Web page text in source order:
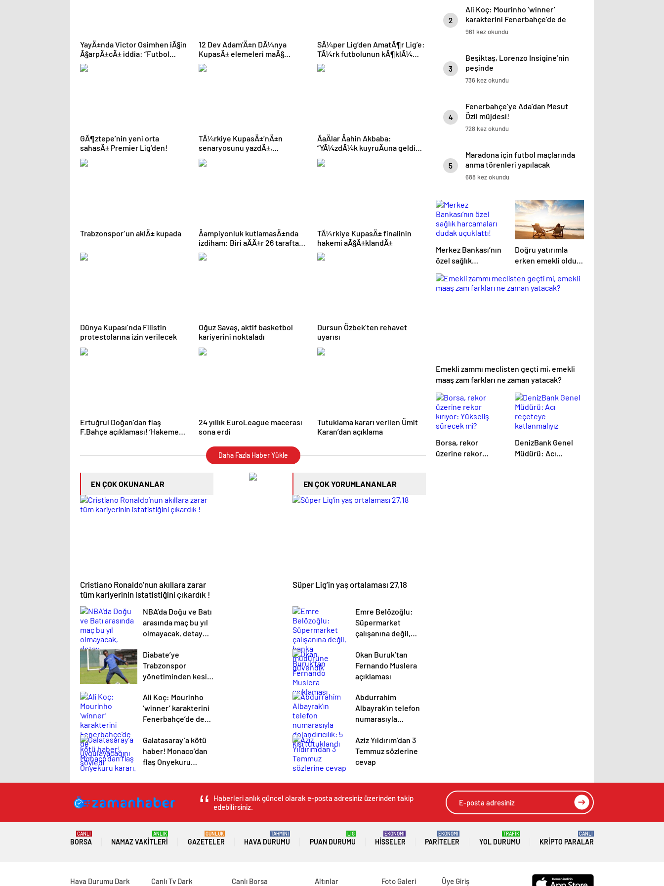
YayÄ±nda Victor Osimhen iÃ§in
Ã§arpÄ±cÄ± iddia: “Futbol
tarihinin en bÃ¼yÃ¼k Åoku
olur!”
12 Dev Adam’Ä±n DÃ¼nya
KupasÄ± elemeleri maÃ§
programÄ± aÃ§Ä±klandÄ±
SÃ¼per Lig’den AmatÃ¶r Lig’e:
TÃ¼rk futbolunun kÃ¶klÃ¼
kulÃ¼pleri dibi gÃ¶rdÃ¼
GÃ¶ztepe’nin yeni orta
sahasÄ± Premier Lig’den!
TÃ¼rkiye KupasÄ±’nÄ±n
senaryosunu yazdÄ±,
Åampiyonunu belirledi:
Galatasaray – Trabzonspor
ÃaÄlar Åahin Akbaba:
“YÃ¼zdÃ¼k kuyruÄuna geldik,
takÄ±ma sahip Ã§Ä±kalÄ±m”
Trabzonspor’un aklÄ± kupada
Åampiyonluk kutlamasÄ±nda
izdiham: Biri aÄÄ±r 26 taraftar
yaralÄ±
TÃ¼rkiye KupasÄ± finalinin
hakemi aÃ§Ä±klandÄ±
Dünya Kupası’nda Filistin
protestolarına izin verilecek
Oğuz Savaş, aktif basketbol
kariyerini noktaladı
Dursun Özbek’ten rehavet
uyarısı
Ertuğrul Doğan’dan flaş
F.Bahçe açıklaması! ‘Hakeme
24 yıllık EuroLeague macerası
sona erdi
Tutuklama kararı verilen Ümit
Karan’dan açıklama
Daha Fazla Haber Yükle
EN ÇOK OKUNANLAR
Cristiano Ronaldo’nun akıllara zarar
tüm kariyerinin istatistiğini çıkardık !
NBA’da Doğu ve Batı
arasında maç bu yıl
olmayacak, detay
Diabate’ye
Trabzonspor
yönetiminden kesik!
Ali Koç: Mourinho
‘winner’ karakterini
Fenerbahçe’de de
söyledi
Galatasaray’a kötü
haber! Monaco’dan
flaş Onyekuru
EN ÇOK YORUMLANANLAR
Süper Lig’in yaş ortalaması 27,18
Emre Belözoğlu:
Süpermarket
çalışanına değil,
güvendik
Okan Buruk’tan
Fernando Muslera
açıklaması
Abdurrahim
Albayrak’ın telefon
numarasıyla
tutuklandı
Aziz Yıldırım’dan 3
Temmuz sözlerine
cevap
2
Ali Koç: Mourinho ‘winner’
karakterini Fenerbahçe’de de
uygulayacağını söyledi
961 kez okundu
3
Beşiktaş, Lorenzo Insigine’nin
peşinde
736 kez okundu
4
Fenerbahçe’ye Ada’dan Mesut
Özil müjdesi!
728 kez okundu
5
Maradona için futbol maçlarında
anma törenleri yapılacak
688 kez okundu
Merkez Bankası’nın
özel sağlık
uçuklattı!
Doğru yatırımla
erken emekli oldu,
anlattı
Emekli zammı meclisten geçti mi, emekli
maaş zam farkları ne zaman yatacak?
Borsa, rekor
üzerine rekor
DenizBank Genel
Müdürü: Acı
Haberleri anlık güncel olarak e-posta adresiniz üzerinden takip
edebilirsiniz.
BORSA
CANLI
NAMAZ VAKITLERI
ANLIK
GAZETELER
GÜNLÜK
HAVA DURUMU
TAHMİNİ
PUAN DURUMU
LİG
HISSELER
EKONOMİ
PARITELER
EKONOMİ
YOL DURUMU
TRAFİK
KRIPTO PARALAR
CANLI
Hava Durumu Dark Canlı Tv Dark Canlı Borsa Altınlar Foto Galeri Üye Giriş